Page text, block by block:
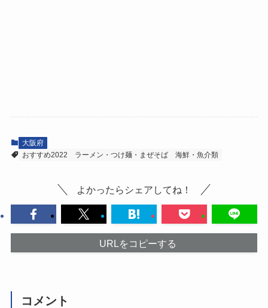
大阪府
おすすめ2022
ラーメン・つけ麺・まぜそば 海鮮・魚介類
よかったらシェアしてね！
URLをコピーする
コメント